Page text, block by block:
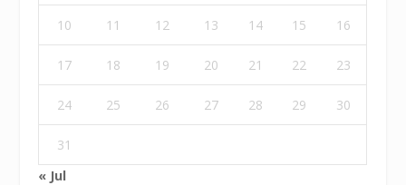
10 11 12 13 14 15 16
17 18 19 20 21 22 23
24 25 26 27 28 29 30
31
« Jul